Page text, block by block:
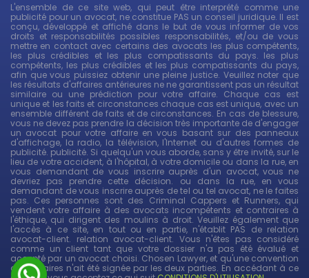
L'ensemble de ce site web, qui peut être interprété comme une
publicité pour un avocat, ne constitue PAS un conseil juridique. Il est
conçu, développé et affiché dans le but de vous informer de vos
droits et responsabilités possibles responsabilités, et/ou de vous
mettre en contact avec certains des avocats les plus compétents,
les plus crédibles et les plus compatissants du pays. les plus
compétents, les plus crédibles et les plus compatissants du pays,
afin que vous puissiez obtenir une pleine justice. Veuillez noter que
les résultats d'affaires antérieures ne ne garantissent pas un résultat
similaire ou une prédiction pour votre affaire. Chaque cas est
unique et les faits et circonstances chaque cas est unique, avec un
ensemble différent de faits et de circonstances. En cas de blessure,
vous ne devez pas prendre la décision très importante de d'engager
un avocat pour votre affaire en vous basant sur des panneaux
d'affichage, la radio, la télévision, l'Internet ou d'autres formes de
publicité. publicité. Si quelqu'un vous aborde, sans y être invité, sur le
lieu de votre accident, à l'hôpital, à votre domicile ou dans la rue, en
vous demandant de vous inscrire auprès d'un avocat, vous ne
devriez pas prendre cette décision. ou dans la rue, en vous
demandant de vous inscrire auprès de tel ou tel avocat, ne le faites
pas. Ces personnes sont des Criminal Cappers et Runners, qui
vendent votre affaire à des avocats incompétents et contraires à
l'éthique, qui dirigent des moulins à droit. Veuillez également que
l'accès à ce site, en tout ou en partie, n'établit PAS de relation
avocat-client. relation avocat-client. Vous n'êtes pas considéré
comme un client tant que votre dossier n'a pas été évalué et
accepté par un avocat choisi. Chosen Lawyer, et qu'une convention
d'honoraires n'ait été signée par les deux parties. En accédant à ce